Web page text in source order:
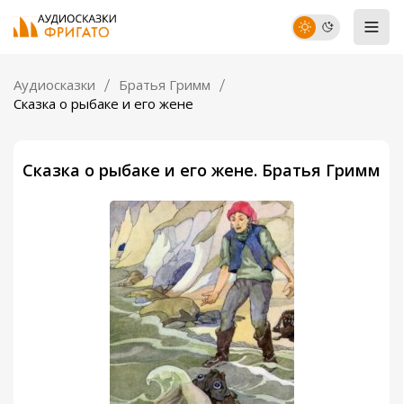
Аудиосказки
Братья Гримм
Сказка о рыбаке и его жене
Сказка о рыбаке и его жене. Братья Гримм